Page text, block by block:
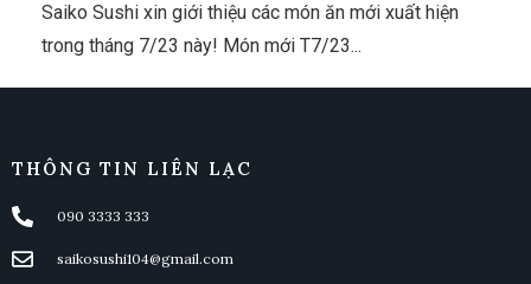
Saiko Sushi xin giới thiệu các món ăn mới xuất hiện
trong tháng 7/23 này! Món mới T7/23...
THÔNG TIN LIÊN LẠC
090 3333 333
saikosushi104@gmail.com